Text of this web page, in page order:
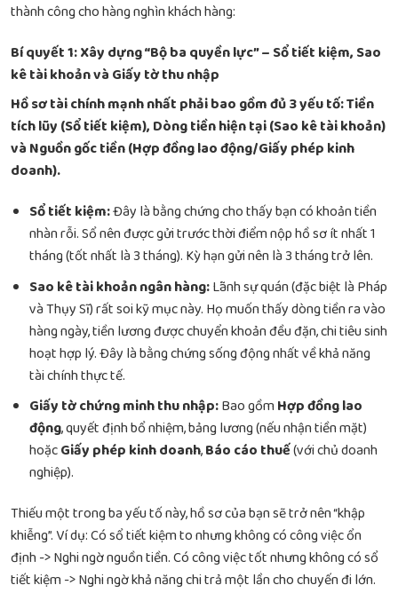
thành công cho hàng nghìn khách hàng:
Bí quyết 1: Xây dựng “Bộ ba quyền lực” – Sổ tiết kiệm, Sao
kê tài khoản và Giấy tờ thu nhập
Hồ sơ tài chính mạnh nhất phải bao gồm đủ 3 yếu tố: Tiền
tích lũy (Sổ tiết kiệm), Dòng tiền hiện tại (Sao kê tài khoản)
và Nguồn gốc tiền (Hợp đồng lao động/Giấy phép kinh
doanh).
Sổ tiết kiệm:Đây là bằng chứng cho thấy bạn có khoản tiền
nhàn rỗi. Sổ nên được gửi trước thời điểm nộp hồ sơ ít nhất 1
tháng (tốt nhất là 3 tháng). Kỳ hạn gửi nên là 3 tháng trở lên.
Sao kê tài khoản ngân hàng:Lãnh sự quán (đặc biệt là Pháp
và Thụy Sĩ) rất soi kỹ mục này. Họ muốn thấy dòng tiền ra vào
hàng ngày, tiền lương được chuyển khoản đều đặn, chi tiêu sinh
hoạt hợp lý. Đây là bằng chứng sống động nhất về khả năng
tài chính thực tế.
Giấy tờ chứng minh thu nhập:Bao gồmHợp đồng lao
động, quyết định bổ nhiệm, bảng lương (nếu nhận tiền mặt)
hoặcGiấy phép kinh doanh,Báo cáo thuế(với chủ doanh
nghiệp).
Thiếu một trong ba yếu tố này, hồ sơ của bạn sẽ trở nên “khập
khiễng”. Ví dụ: Có sổ tiết kiệm to nhưng không có công việc ổn
định -> Nghi ngờ nguồn tiền. Có công việc tốt nhưng không có sổ
tiết kiệm -> Nghi ngờ khả năng chi trả một lần cho chuyến đi lớn.